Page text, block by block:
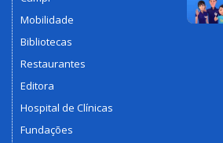
Mobilidade
Bibliotecas
Restaurantes
Editora
Hospital de Clínicas
Fundações